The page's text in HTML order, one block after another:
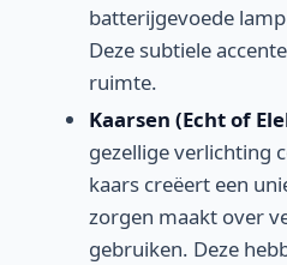
batterijgevoede
Deze subtiele
ruimte.
Kaarsen (Echt of
gezellige verlichting
kaars creëert een
zorgen maakt over
gebruiken. Deze